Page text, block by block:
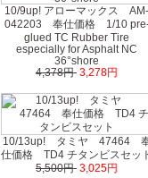
10/9up! アローマックス AM-
042203 奉仕価格 1/10
glued TC Rubber Tire
especially for Asphalt NC
36°shore
4,378円 3,278円
10/13up! タミヤ 47464
仕価格 TD4 チタンビスセッ
5,500円 3,025円